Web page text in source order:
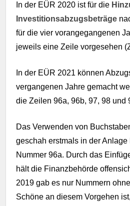
In der EÜR 2020 ist für die
Investitionsabzugsbeträge
für die vier vorangegangenen
jeweils eine Zeile vorgesehen
In der EÜR 2021 können
vergangenen Jahre gemacht
die Zeilen 96a, 96b, 97, 98 und
Das Verwenden von
geschah erstmals in der
Nummer 96a. Durch das
hält die Finanzbehörde
2019 gab es nur Nummern
Schöne an diesem Vorgehen